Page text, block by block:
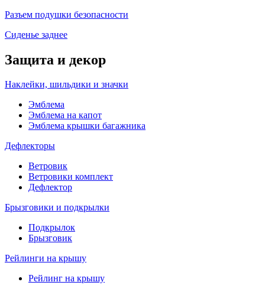
Разъем подушки безопасности
Сиденье заднее
Защита и декор
Наклейки, шильдики и значки
Эмблема
Эмблема на капот
Эмблема крышки багажника
Дефлекторы
Ветровик
Ветровики комплект
Дефлектор
Брызговики и подкрылки
Подкрылок
Брызговик
Рейлинги на крышу
Рейлинг на крышу